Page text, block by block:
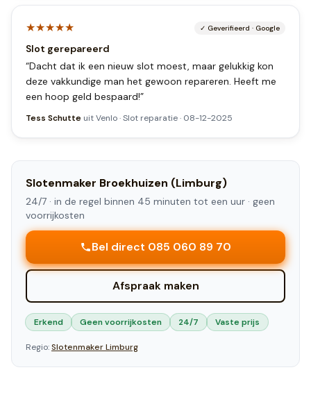
★★★★★ ✓ Geverifieerd · Google
Slot gerepareerd
“Dacht dat ik een nieuw slot moest, maar gelukkig kon
deze vakkundige man het gewoon repareren. Heeft me
een hoop geld bespaard!”
Tess Schutte uitVenlo·Slot reparatie· 08-12-2025
Slotenmaker Broekhuizen (Limburg)
24/7 · in de regel binnen 45 minuten tot een uur · geen
voorrijkosten
Bel direct 085 060 89 70
Afspraak maken
Erkend Geen voorrijkosten 24/7 Vaste prijs
Regio:SlotenmakerLimburg